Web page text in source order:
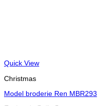
Quick View
Christmas
Model broderie Ren MBR293